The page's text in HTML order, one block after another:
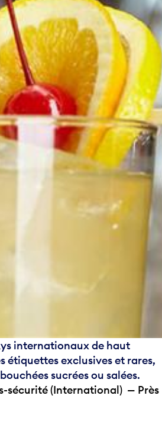
internationaux de haut
étiquettes exclusives et rares,
sucrées ou salées.
sécurité (International) — Près